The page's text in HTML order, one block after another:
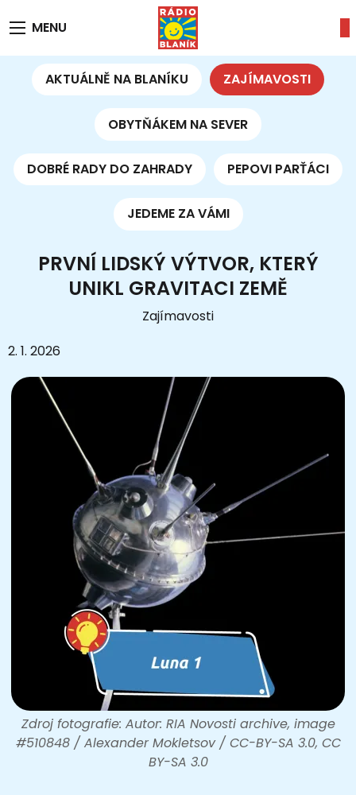
MENU
AKTUÁLNĚ NA BLANÍKU ZAJÍMAVOSTI
OBYTŇÁKEM NA SEVER
DOBRÉ RADY DO ZAHRADY PEPOVI PARŤÁCI
JEDEME ZA VÁMI
PRVNÍ LIDSKÝ VÝTVOR, KTERÝ
UNIKL GRAVITACI ZEMĚ
Zajímavosti
2. 1. 2026
Zdroj fotografie: Autor: RIA Novosti archive, image
#510848 / Alexander Mokletsov / CC-BY-SA 3.0, CC
BY-SA 3.0